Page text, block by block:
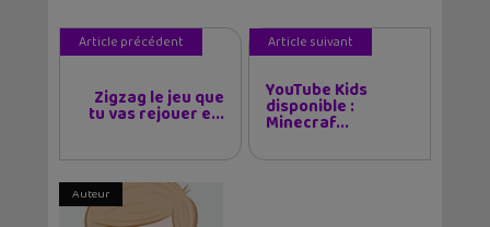
Article précédent
Zigzag le jeu que
tu vas rejouer e...
Article suivant
YouTube Kids
disponible :
Minecraf...
Auteur